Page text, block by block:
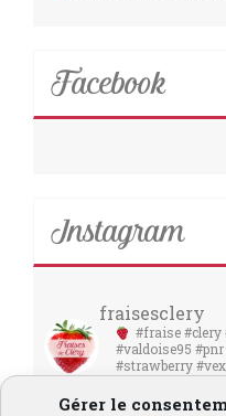
Gérer le
Facebook
Instagram
fraisesclery
#fraise #clery
#valdoise95
#strawberry
#fraises